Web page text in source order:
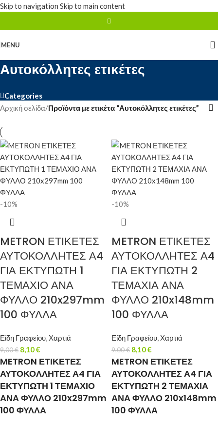
Skip to navigation Skip to main content
MENU
Αυτοκόλλητες ετικέτες
Categories
Αρχική σελίδα/Προϊόντα με ετικέτα “Αυτοκόλλητες ετικέτες”
-10%
METRON ΕΤΙΚΕΤΕΣ
ΑΥΤΟΚΟΛΛΗΤΕΣ Α4
ΓΙΑ ΕΚΤΥΠΩΤΗ 1
ΤΕΜΑΧΙΟ ΑΝΑ
ΦΥΛΛΟ 210x297mm
100 ΦΥΛΛΑ
Είδη Γραφείου, Χαρτιά
9,00€ 8,10€
METRON ΕΤΙΚΕΤΕΣ
ΑΥΤΟΚΟΛΛΗΤΕΣ Α4 ΓΙΑ
ΕΚΤΥΠΩΤΗ 1 ΤΕΜΑΧΙΟ
ΑΝΑ ΦΥΛΛΟ 210x297mm
100 ΦΥΛΛΑ
-10%
METRON ΕΤΙΚΕΤΕΣ
ΑΥΤΟΚΟΛΛΗΤΕΣ Α4
ΓΙΑ ΕΚΤΥΠΩΤΗ 2
ΤΕΜΑΧΙΑ ΑΝΑ
ΦΥΛΛΟ 210x148mm
100 ΦΥΛΛΑ
Είδη Γραφείου, Χαρτιά
9,00€ 8,10€
METRON ΕΤΙΚΕΤΕΣ
ΑΥΤΟΚΟΛΛΗΤΕΣ Α4 ΓΙΑ
ΕΚΤΥΠΩΤΗ 2 ΤΕΜΑΧΙΑ
ΑΝΑ ΦΥΛΛΟ 210x148mm
100 ΦΥΛΛΑ